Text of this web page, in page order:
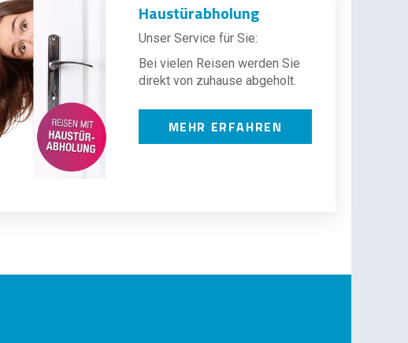
Haustürabholung
Unser Service für Sie:
Bei vielen Reisen werden Sie
direkt von zuhause abgeholt.
MEHR ERFAHREN